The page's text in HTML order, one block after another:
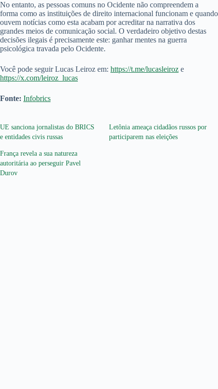
No entanto, as pessoas comuns no Ocidente não compreendem a
forma como as instituições de direito internacional funcionam e quando
ouvem notícias como esta acabam por acreditar na narrativa dos
grandes meios de comunicação social. O verdadeiro objetivo destas
decisões ilegais é precisamente este: ganhar mentes na guerra
psicológica travada pelo Ocidente.
Você pode seguir Lucas Leiroz em: https://t.me/lucasleiroz e
https://x.com/leiroz_lucas
Fonte: Infobrics
UE sanciona jornalistas do BRICS
e entidades civis russas
Letônia ameaça cidadãos russos por
participarem nas eleições
França revela a sua natureza
autoritária ao perseguir Pavel
Durov